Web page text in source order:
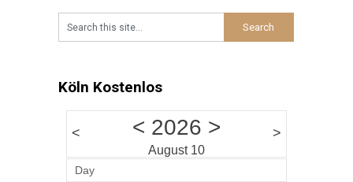
Köln Kostenlos
< < 2026 >
August 10
>
Day